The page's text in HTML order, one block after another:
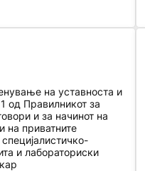
на уставноста и
од Правилникот за
и за начинот на
на приватните
и лабораториски